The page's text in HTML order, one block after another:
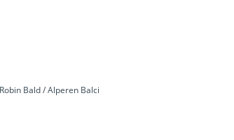
Bald / Alperen Balci